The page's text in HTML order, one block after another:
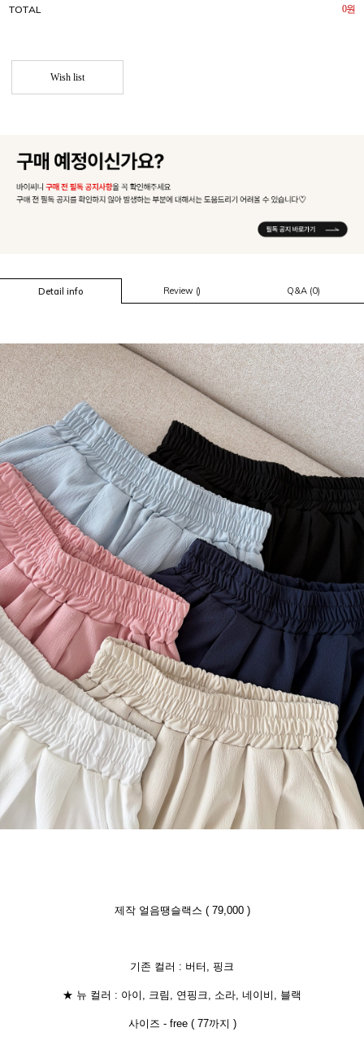
TOTAL 0원
Wish list
Detail info Review () Q&A (0)
제작 얼음땡슬랙스 ( 79,000 )
기존 컬러 : 버터, 핑크
★ 뉴 컬러 : 아이, 크림, 연핑크, 소라, 네이비, 블랙
사이즈 - free ( 77까지 )